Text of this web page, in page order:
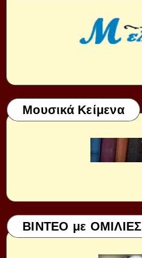
Μουσικά Κείμενα
ΒΙΝΤΕΟ με ΟΜΙΛΙΕΣ